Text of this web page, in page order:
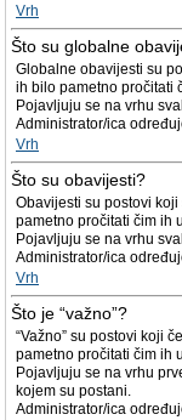
Vrh
Što su globalne
Globalne obavijesti su
ih bilo pametno pročitati
Pojavljuju se na vrhu
Administrator/ica
Vrh
Što su obavijesti?
Obavijesti su postovi
pametno pročitati čim ih
Pojavljuju se na vrhu
Administrator/ica
Vrh
Što je “važno”?
“Važno” su postovi koji
pametno pročitati čim ih
Pojavljuju se na vrhu
kojem su postani.
Administrator/ica